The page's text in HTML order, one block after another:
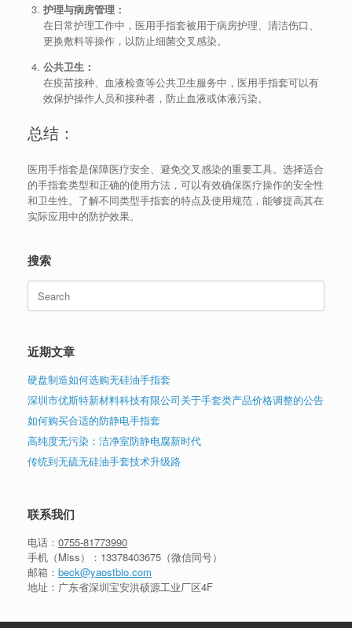
护理与病房管理：
在日常护理工作中，医用手指套被用于病房护理、清洁伤口、
更换敷料等操作，以防止细菌交叉感染。
公共卫生：
在疫苗接种、血液检查等公共卫生服务中，医用手指套可以有
效保护操作人员和接种者，防止血液或体液污染。
总结：
医用手指套是保障医疗安全、避免交叉感染的重要工具。选择适合
的手指套类型和正确的使用方法，可以有效确保医疗操作的安全性
和卫生性。了解不同类型手指套的特点及使用规范，能够提高其在
实际应用中的防护效果。
搜索
Search
for:
近期文章
硬盘制造如何选购无硅油手指套
深圳市优斯特新材料科技有限公司关于手套类产品价格调整的公告
如何购买合适的防静电手指套
高纯度无污染：洁净室防静电腐新时代
传统到无硫无硅油手套技术升级路
联系我们
电话： 0755-81773990
手机（Miss）： 13378403675 （微信同号）
邮箱： beck@yaostbio.com
地址：广东省深圳宝安洪硕源工业厂区4F